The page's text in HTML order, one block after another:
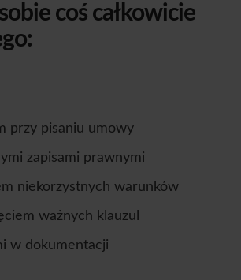
coś całkowicie
przy pisaniu umowy
zapisami prawnymi
niekorzystnych warunków
ważnych klauzul
w dokumentacji